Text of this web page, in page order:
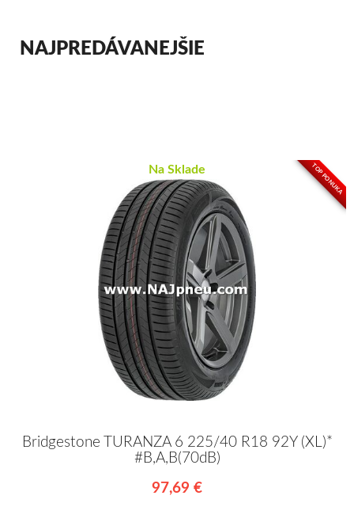
NAJPREDÁVANEJŠIE
TOP PONUKA
Na Sklade
Bridgestone TURANZA 6 225/40 R18 92Y (XL)*
#B,A,B(70dB)
97,69 €